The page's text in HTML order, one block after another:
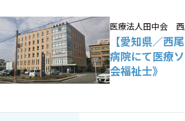
医療法人田中会
【愛知県／西
病院にて医療
会福祉士》